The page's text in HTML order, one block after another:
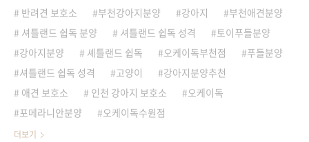
반려견 보호소
부천강아지분양 강아지
부천애견분양
셔틀랜드 쉽독 분양
셔틀랜드 쉽독 성격
토이푸들분양
강아지분양
셰틀랜드 쉽독 오케이독부천점
푸들분양
셔틀랜드 쉽독 성격
고양이
강아지분양추천
애견 보호소
인천 강아지 보호소
오케이독
포메라니안분양
오케이독수원점
더보기